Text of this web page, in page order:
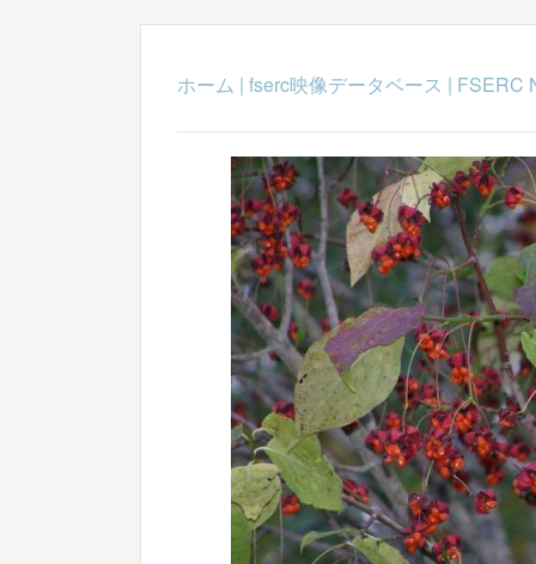
ホーム | fserc映像データベース | FSERC